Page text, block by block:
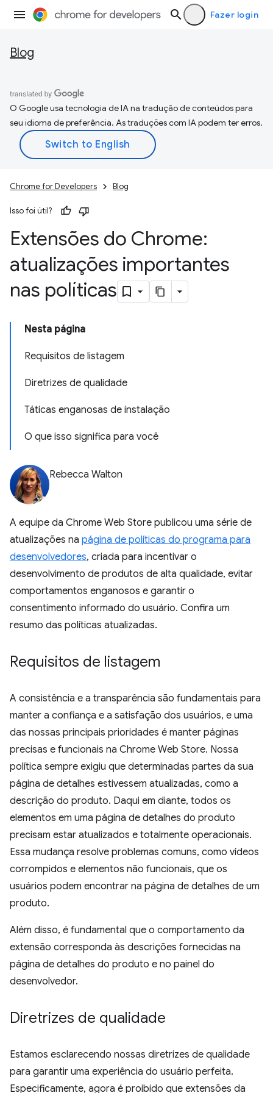
Fazer login
Blog
O Google usa tecnologia de IA na tradução de conteúdos para
seu idioma de preferência. As traduções com IA podem ter erros.
Chrome for Developers Blog
Isso foi útil?
Extensões do Chrome:
atualizações importantes
nas políticas
Nesta página
Requisitos de listagem
Diretrizes de qualidade
Táticas enganosas de instalação
O que isso significa para você
Rebecca Walton
A equipe da Chrome Web Store publicou uma série de
atualizações na página de políticas do programa para
desenvolvedores, criada para incentivar o
desenvolvimento de produtos de alta qualidade, evitar
comportamentos enganosos e garantir o
consentimento informado do usuário. Confira um
resumo das políticas atualizadas.
Requisitos de listagem
A consistência e a transparência são fundamentais para
manter a confiança e a satisfação dos usuários, e uma
das nossas principais prioridades é manter páginas
precisas e funcionais na Chrome Web Store. Nossa
política sempre exigiu que determinadas partes da sua
página de detalhes estivessem atualizadas, como a
descrição do produto. Daqui em diante, todos os
elementos em uma página de detalhes do produto
precisam estar atualizados e totalmente operacionais.
Essa mudança resolve problemas comuns, como vídeos
corrompidos e elementos não funcionais, que os
usuários podem encontrar na página de detalhes de um
produto.
Além disso, é fundamental que o comportamento da
extensão corresponda às descrições fornecidas na
página de detalhes do produto e no painel do
desenvolvedor.
Diretrizes de qualidade
Estamos esclarecendo nossas diretrizes de qualidade
para garantir uma experiência do usuário perfeita.
Especificamente, agora é proibido que extensões da